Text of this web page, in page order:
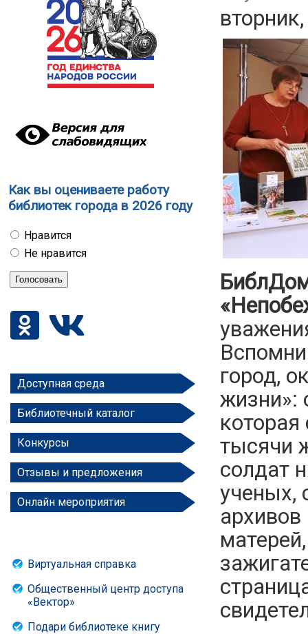
Как вы оцениваете работу
библиотек города в 2026 году
Нравится
Не нравится
Доступная среда
Библиотечный каталог
Конкурсы
Отзывы и предложения
Онлайн мероприятия
Виртуальная справка
Общественный центр доступа
«Вектор»
Подари библиотеке книгу
город,
жизни»:
тысячи
солдат
ученых,